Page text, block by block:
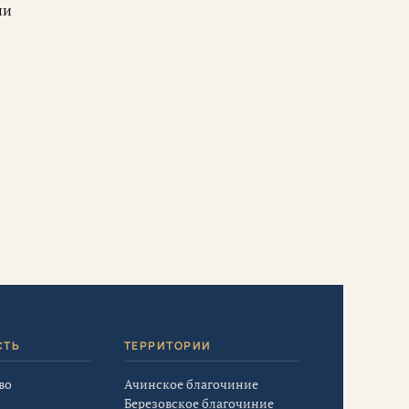
ТЕРРИТОРИИ
Ачинское благочиние
Березовское благочиние